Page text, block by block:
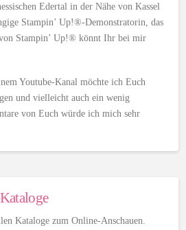
Edertal in der Nähe von Kassel
Stampin’ Up!®-Demonstratorin, das
Stampin’ Up!® könnt Ihr bei mir
Youtube-Kanal möchte ich Euch
und vielleicht auch ein wenig
von Euch würde ich mich sehr
Kataloge zum Online-Anschauen.